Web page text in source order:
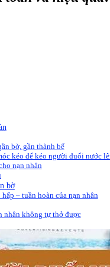
bờ, gần thành bể
kéo để kéo người đuối nước
nạn nhân
bờ
– tuần hoàn của nạn nhân
nhân không tự thở được